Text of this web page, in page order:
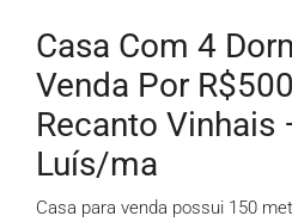
Casa Com 4
Venda Por
Recanto Vinhais
Luís/ma
Casa para venda possui 150